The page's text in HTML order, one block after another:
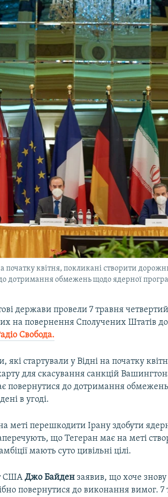
початку квітня, покликані створити
дотримання обмежень щодо ядерної
держави провели 7 травня
на повернення Сполучених Штатів до
Свобода.
які стартували у Відні на початку
для скасування санкцій
повернутися до дотримання
в угоді.
меті перешкодити Ірану здобути
що Тегеран має на меті
мають суто цивільні цілі.
СШАДжо Байден заявив, що хоче
повернутися до виконання вимог.